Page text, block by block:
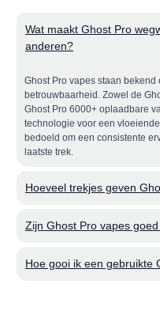
Wat maakt Ghost Pro
anderen?
Ghost Pro vapes staan
betrouwbaarheid. Zowel de
Ghost Pro 6000+ oplaadbare
technologie voor een
bedoeld om een consistente
laatste trek.
Hoeveel trekjes geven
Zijn Ghost Pro vapes
Hoe gooi ik een gebruikte